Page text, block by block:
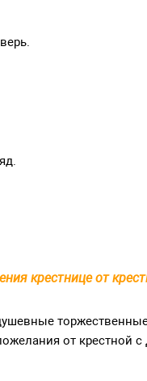
крестнице от
от крестной